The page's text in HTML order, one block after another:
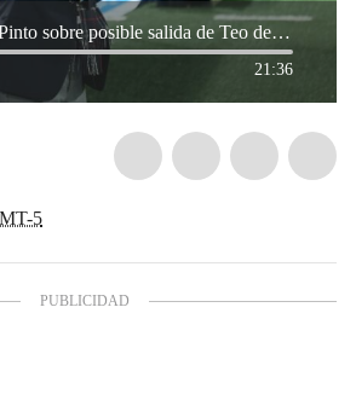
Jorge Luis Pinto sobre posible salida de Teo del Cali: Cali no podía pagar ese monto
21:36
5